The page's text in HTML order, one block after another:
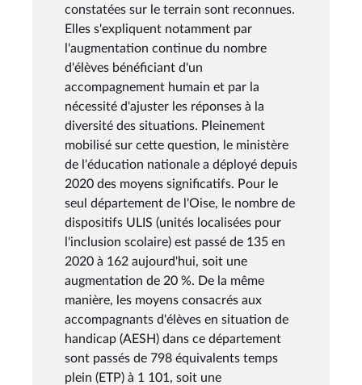
constatées sur le terrain sont reconnues.
Elles s'expliquent notamment par
l'augmentation continue du nombre
d'élèves bénéficiant d'un
accompagnement humain et par la
nécessité d'ajuster les réponses à la
diversité des situations. Pleinement
mobilisé sur cette question, le ministère
de l'éducation nationale a déployé depuis
2020 des moyens significatifs. Pour le
seul département de l'Oise, le nombre de
dispositifs ULIS (unités localisées pour
l'inclusion scolaire) est passé de 135 en
2020 à 162 aujourd'hui, soit une
augmentation de 20 %. De la même
manière, les moyens consacrés aux
accompagnants d'élèves en situation de
handicap (AESH) dans ce département
sont passés de 798 équivalents temps
plein (ETP) à 1 101, soit une